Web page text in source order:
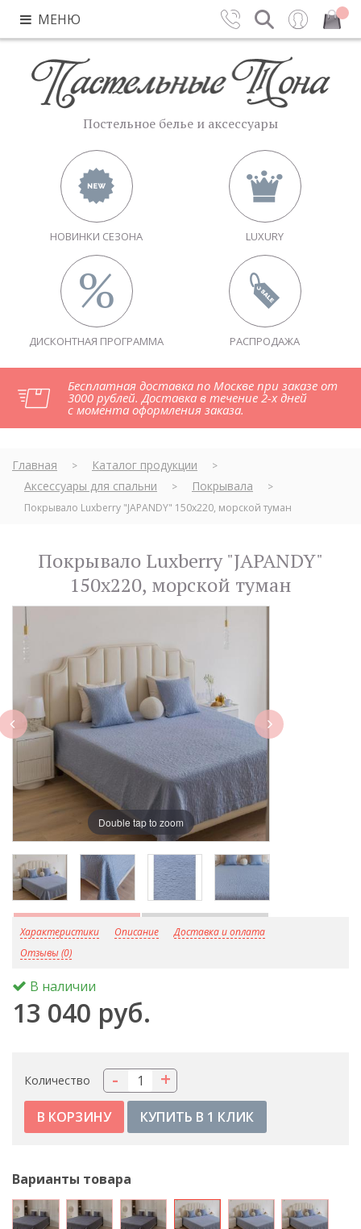
МЕНЮ Вход Закрыть
Постельное белье и аксессуары
НОВИНКИ СЕЗОНА LUXURY
ДИСКОНТНАЯ ПРОГРАММА РАСПРОДАЖА
Бесплатная доставка по Москве при заказе от
3000 рублей. Доставка в течение 2-х дней
с момента оформления заказа.
Главная > Каталог продукции >
Аксессуары для спальни > Покрывала
>
Покрывало Luxberry "JAPANDY" 150x220, морской туман
Покрывало Luxberry "JAPANDY"
150x220, морской туман
Double tap to zoom
next
Характеристики Описание
Доставка и оплата
Отзывы (0)
В наличии
13 040 руб.
Количество +
-
КУПИТЬ В 1 КЛИК
Варианты товара